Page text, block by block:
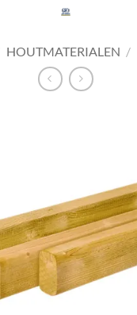
HOUTMATERIALEN /